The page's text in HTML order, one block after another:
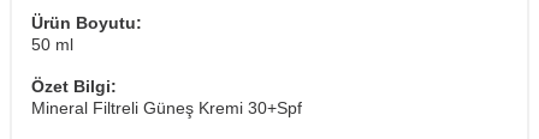
Ürün Boyutu:
50 ml
Özet Bilgi:
Mineral Filtreli Güneş Kremi 30+Spf